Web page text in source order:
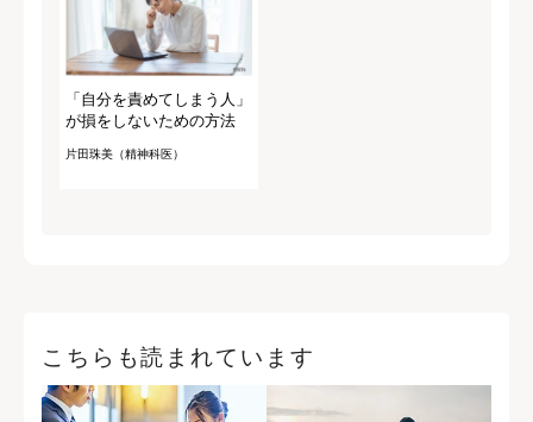
「自分を責めてしまう人」
が損をしないための方法
片田珠美（精神科医）
こちらも読まれています